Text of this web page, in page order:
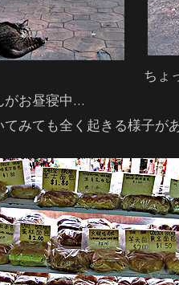
ちょ
がお昼寝中…
てみても全く起きる様子が